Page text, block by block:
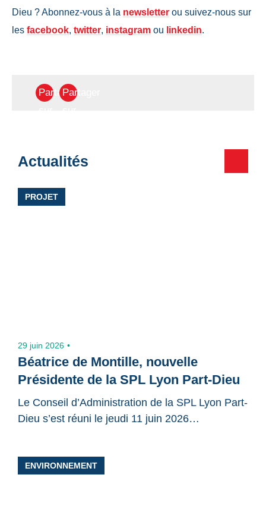
Dieu ? Abonnez-vous à la newsletter ou suivez-nous sur
les facebook, twitter, instagram ou linkedin.
PartagerPartager
destinataire
Votre
Actualités
PROJET
29 juin 2026
Béatrice de Montille, nouvelle
Présidente de la SPL Lyon Part-Dieu
Le Conseil d’Administration de la SPL Lyon Part-
Dieu s’est réuni le jeudi 11 juin 2026…
ENVIRONNEMENT